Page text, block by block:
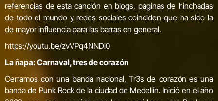
referencias de esta canción en blogs, páginas de hinchadas
de todo el mundo y redes sociales coinciden que ha sido la
de mayor influencia para las barras en general.
https://youtu.be/zvVPq4NNDl0
La ñapa: Carnaval, tres de corazón
Cerramos con una banda nacional, Tr3s de corazón es una
banda de Punk Rock de la ciudad de Medellín. Inició en el año